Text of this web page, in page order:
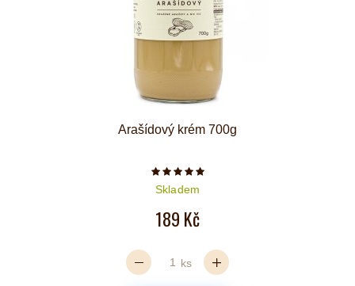
Arašídový krém 700g
Počet hvězdiček je 5 z 5
Skladem
189 Kč
ks